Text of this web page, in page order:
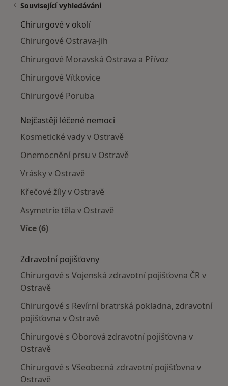
Související vyhledávání
Chirurgové v okolí
Chirurgové Ostrava-Jih
Chirurgové Moravská Ostrava a Přívoz
Chirurgové Vítkovice
Chirurgové Poruba
Nejčastěji léčené nemoci
Kosmetické vady v Ostravě
Onemocnění prsu v Ostravě
Vrásky v Ostravě
Křečové žíly v Ostravě
Asymetrie těla v Ostravě
Více (6)
Zdravotní pojišťovny
Chirurgové s Vojenská zdravotní pojišťovna ČR v
Ostravě
Chirurgové s Revírní bratrská pokladna, zdravotní
pojišťovna v Ostravě
Chirurgové s Oborová zdravotní pojišťovna v
Ostravě
Chirurgové s Všeobecná zdravotní pojišťovna v
Ostravě